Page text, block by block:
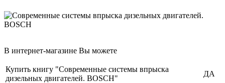
В интернет-магазине Вы можете
Купить книгу "Современные системы впрыска
дизельных двигателей. BOSCH"
ДА